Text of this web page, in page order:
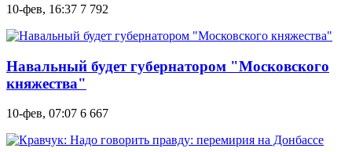
10-фев, 16:37 7 792
Навальный будет губернатором "Московского
княжества"
10-фев, 07:07 6 667